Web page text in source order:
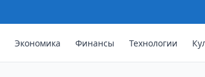
Экономика Финансы Технологии